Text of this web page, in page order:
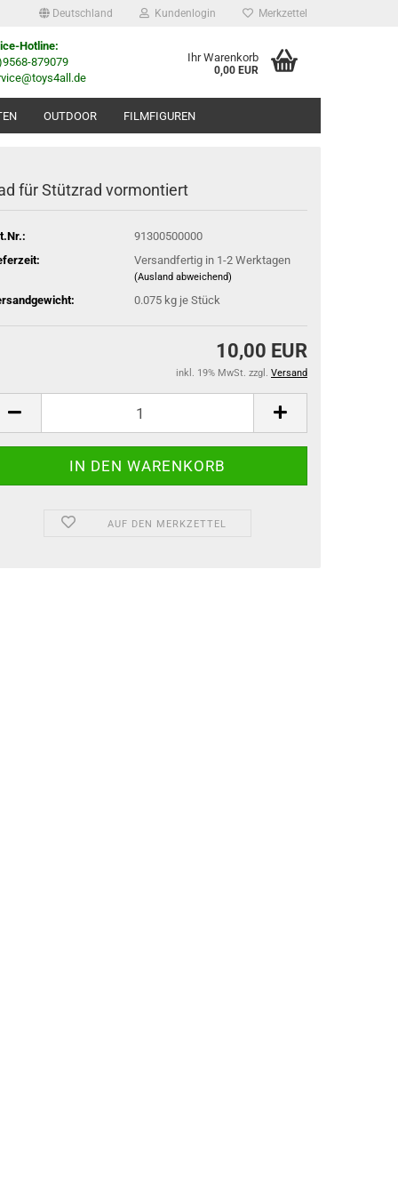
Deutschland Kundenlogin Merkzettel
Hotline:
879079
Ihr Warenkorb
0,00 EUR
OUTDOOR FILMFIGUREN
für Stützrad vormontiert
91300500000
Versandfertig in 1-2 Werktagen
(Ausland abweichend)
0.075 kg je Stück
10,00 EUR
inkl. 19% MwSt. zzgl. Versand
AUF DEN MERKZETTEL